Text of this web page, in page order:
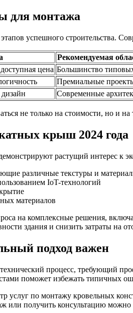
для монтажа
успешного
Рекомендуемая
цена Большинство
Премиальные
Современные
не только на стоимости, но и
крыш 2024 года
растущий интерес
различные текстуры и
IoT-технологий
материалов
на комплексные решения,
здания и снизить затраты на
подход важен
процесс, требующий
поможет избежать типичных
услуг по монтажу кровельных
или получить консультацию можно